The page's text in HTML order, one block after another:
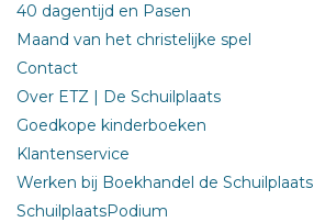
40 dagentijd en Pasen
Maand van het christelijke spel
Contact
Over ETZ | De Schuilplaats
Goedkope kinderboeken
Klantenservice
Werken bij Boekhandel de Schuilplaats
SchuilplaatsPodium